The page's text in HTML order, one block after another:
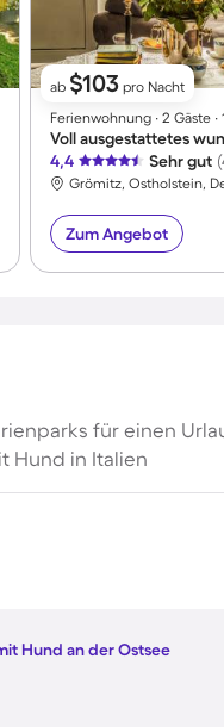
ab $103 pro Nacht
Ferienwohnung ∙ 2 Gäste ∙
4,4
Sehr gut
Grömitz, Ostholstein,
Zum Angebot
für einen
Hund in Italien
Hund an der Ostsee